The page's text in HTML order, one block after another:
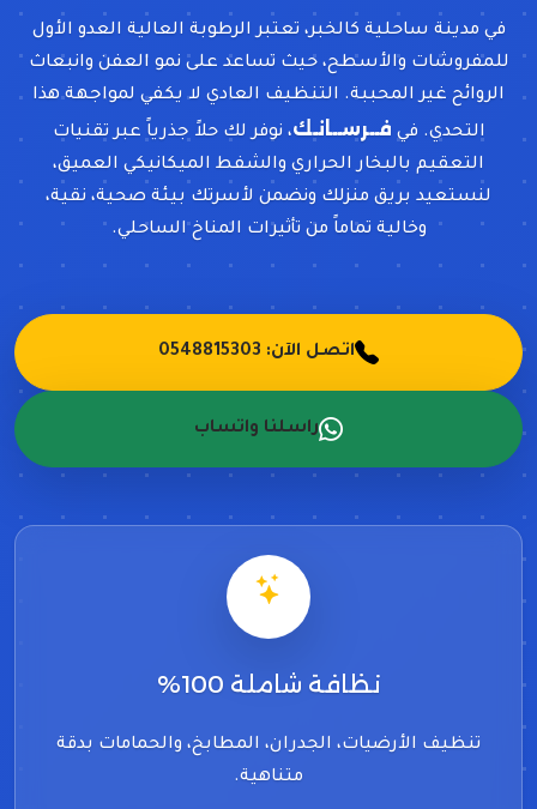
في مدينة ساحلية كالخبر، تعتبر الرطوبة العالية العدو الأول
للمفروشات والأسطح، حيث تساعد على نمو العفن وانبعاث
الروائح غير المحببة. التنظيف العادي لا يكفي لمواجهة هذا
التحدي. في فــرســانـك، نوفر لك حلاً جذرياً عبر تقنيات
التعقيم بالبخار الحراري والشفط الميكانيكي العميق،
لنستعيد بريق منزلك ونضمن لأسرتك بيئة صحية، نقية،
وخالية تماماً من تأثيرات المناخ الساحلي.
اتصل الآن: 0548815303
راسلنا واتساب
نظافة شاملة 100%
تنظيف الأرضيات، الجدران، المطابخ، والحمامات بدقة
متناهية.